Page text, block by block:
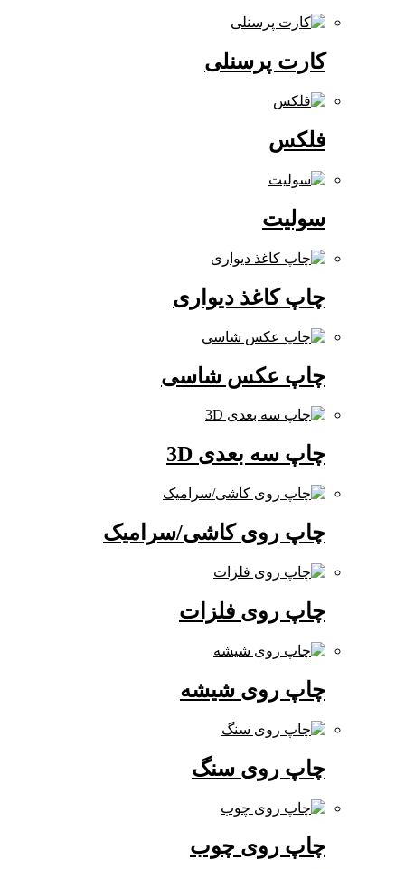
کارت پرسنلی
چاپ کاغذ دیواری
چاپ عکس شاسی
چاپ سه بعدی 3D
چاپ روی کاشی/سرامیک
چاپ روی فلزات
چاپ روی شیشه
چاپ روی سنگ
چاپ روی چوب